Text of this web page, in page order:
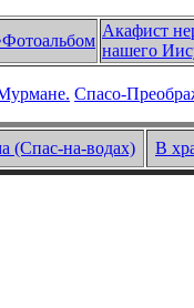
Акафист
нашего
Спасо-
(Спас-на-водах) В